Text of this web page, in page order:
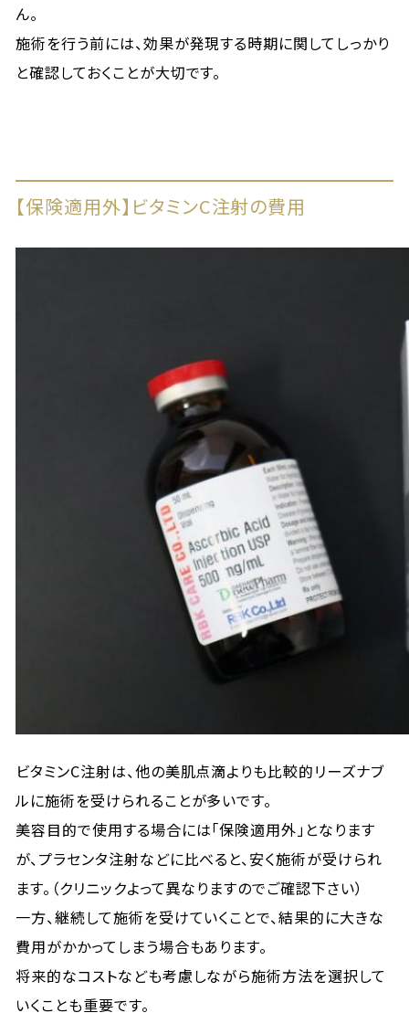
ん。
施術を行う前には、効果が発現する時期に関してしっかり
と確認しておくことが大切です。
【保険適用外】ビタミンC注射の費用
ビタミンC注射は、他の美肌点滴よりも比較的リーズナブ
ルに施術を受けられることが多いです。
美容目的で使用する場合には「保険適用外」となります
が、プラセンタ注射などに比べると、安く施術が受けられ
ます。（クリニックよって異なりますのでご確認下さい）
一方、継続して施術を受けていくことで、結果的に大きな
費用がかかってしまう場合もあります。
将来的なコストなども考慮しながら施術方法を選択して
いくことも重要です。